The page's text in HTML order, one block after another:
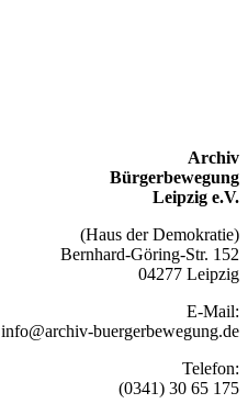
Archiv
Bürgerbewegung
Leipzig e.V.
(Haus der Demokratie)
Bernhard-Göring-Str. 152
04277 Leipzig
E-Mail:
info@archiv-buergerbewegung.de
Telefon:
(0341) 30 65 175